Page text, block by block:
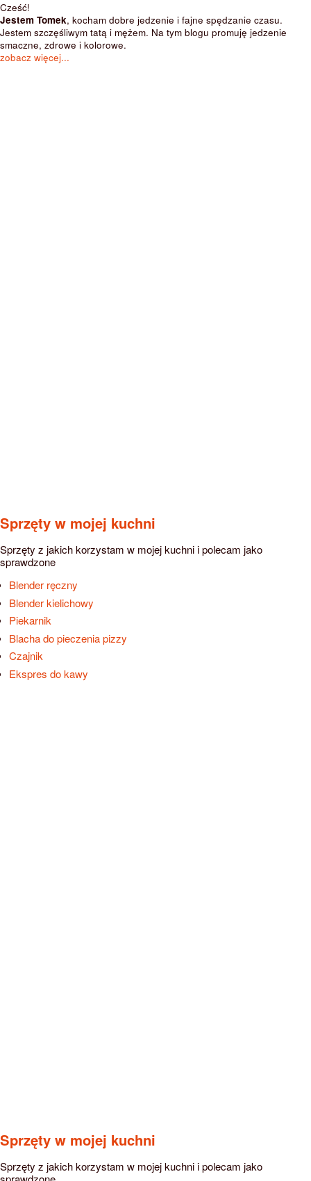
Cześć!
Jestem Tomek, kocham dobre jedzenie i fajne spędzanie czasu.
Jestem szczęśliwym tatą i mężem. Na tym blogu promuję jedzenie
smaczne, zdrowe i kolorowe.
zobacz więcej...
Sprzęty w mojej kuchni
Sprzęty z jakich korzystam w mojej kuchni i polecam jako
sprawdzone
Blender ręczny
Blender kielichowy
Piekarnik
Blacha do pieczenia pizzy
Czajnik
Ekspres do kawy
Sprzęty w mojej kuchni
Sprzęty z jakich korzystam w mojej kuchni i polecam jako